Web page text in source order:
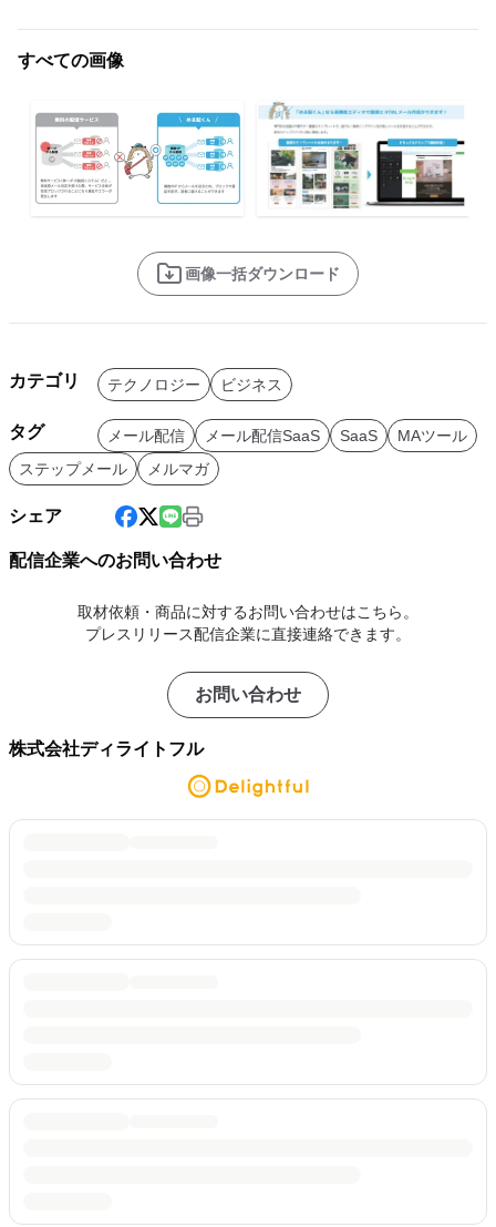
すべての画像
画像一括ダウンロード
カテゴリ テクノロジー ビジネス
タグ メール配信 メール配信SaaS SaaS
MAツール
ステップメール
メルマガ
シェア
配信企業へのお問い合わせ
取材依頼・商品に対するお問い合わせはこちら。
プレスリリース配信企業に直接連絡できます。
お問い合わせ
株式会社ディライトフル